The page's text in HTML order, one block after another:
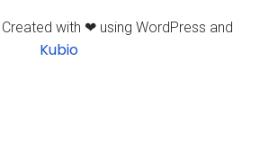
with ❤ using WordPress and
Kubio